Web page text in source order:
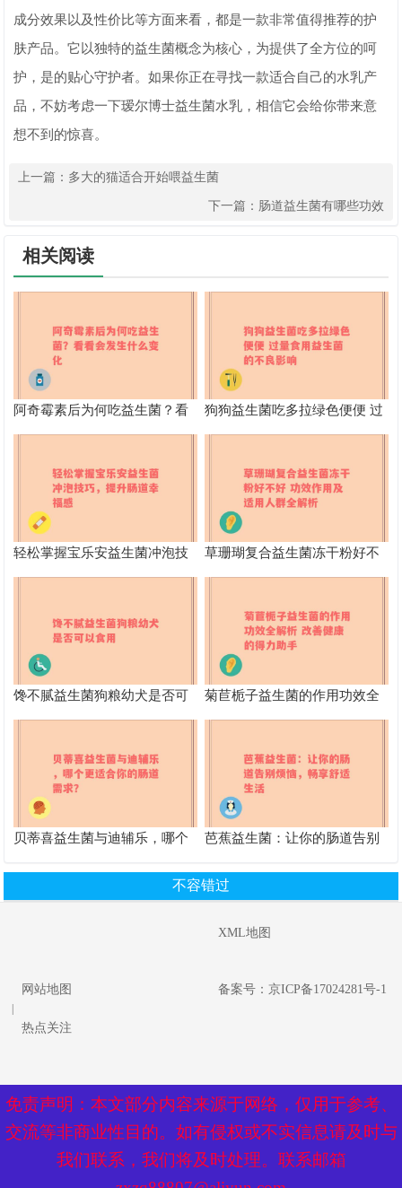
成分效果以及性价比等方面来看，都是一款非常值得推荐的护
肤产品。它以独特的益生菌概念为核心，为提供了全方位的呵
护，是的贴心守护者。如果你正在寻找一款适合自己的水乳产
品，不妨考虑一下瑷尔博士益生菌水乳，相信它会给你带来意
想不到的惊喜。
上一篇： 多大的猫适合开始喂益生菌
下一篇： 肠道益生菌有哪些功效
相关阅读
阿奇霉素后为何吃益生菌？看
看会发生什么变化
狗狗益生菌吃多拉绿色便便 过
量食用益生菌的不良影响
轻松掌握宝乐安益生菌冲泡技
巧，提升肠道幸福感
草珊瑚复合益生菌冻干粉好不
好 功效作用及适用人群全解析
馋不腻益生菌狗粮幼犬是否可
以食用
菊苣栀子益生菌的作用功效全
解析 改善健康的得力助手
贝蒂喜益生菌与迪辅乐，哪个
芭蕉益生菌：让你的肠道告别
免责声明：本文部分内容来源于网络，仅用于参考、
交流等非商业性目的。如有侵权或不实信息请及时与
我们联系，我们将及时处理。联系邮箱
不容错过
XML地图
网站地图
热点关注
备案号：京ICP备17024281号-1
免责声明：本文部分内容来源于网络，仅用于参考、
交流等非商业性目的。如有侵权或不实信息请及时与
我们联系，我们将及时处理。联系邮箱